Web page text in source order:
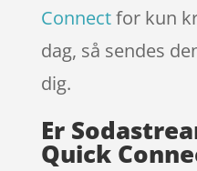
Connectfor kun
dag, så sendes
dig.
Er
Quick